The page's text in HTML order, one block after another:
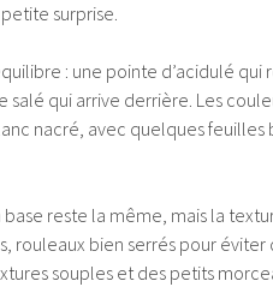
surprise.
: une pointe d’acidulé
qui arrive derrière. Les
nacré, avec quelques
reste la même, mais la
rouleaux bien serrés pour éviter
souples et des petits